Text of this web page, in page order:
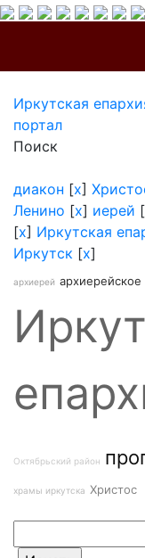
Иркутская
портал
Поиск
диакон [x]
Ленино [x] иерей [
[x] Иркутская
Иркутск [x]
архиерей
Октябрьский район
храмы иркутска Христос